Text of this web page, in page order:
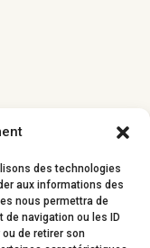
des technologies
aux informations des
nous permettra de
navigation ou les ID
de retirer son